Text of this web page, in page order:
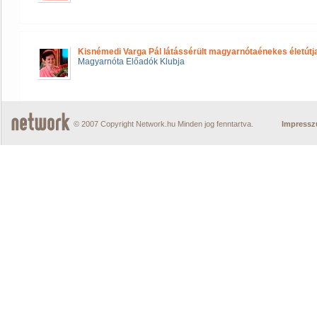
Kisnémedi Varga Pál látássérült magyarnótaénekes
Magyarnóta Előadók Klubja
© 2007 Copyright Network.hu Minden jog fenntartva.